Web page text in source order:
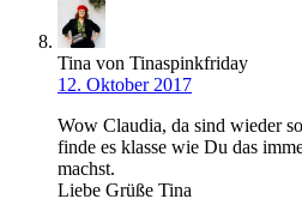
Tina von Tinaspinkfriday
12. Oktober 2017
Wow Claudia, da sind wieder
finde es klasse wie Du das
machst.
Liebe Grüße Tina